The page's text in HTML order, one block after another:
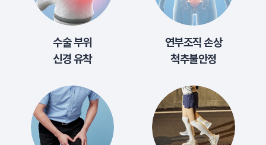
수술 부위
신경 유착
연부조직 손상
척추불안정